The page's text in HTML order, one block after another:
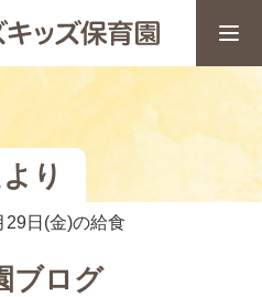
り
29日(金)の給食
ブログ